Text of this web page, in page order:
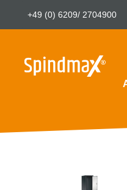
+49 (0) 6209/ 2704900